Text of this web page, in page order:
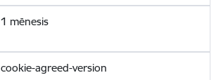
1 mēnesis
cookie-agreed-version